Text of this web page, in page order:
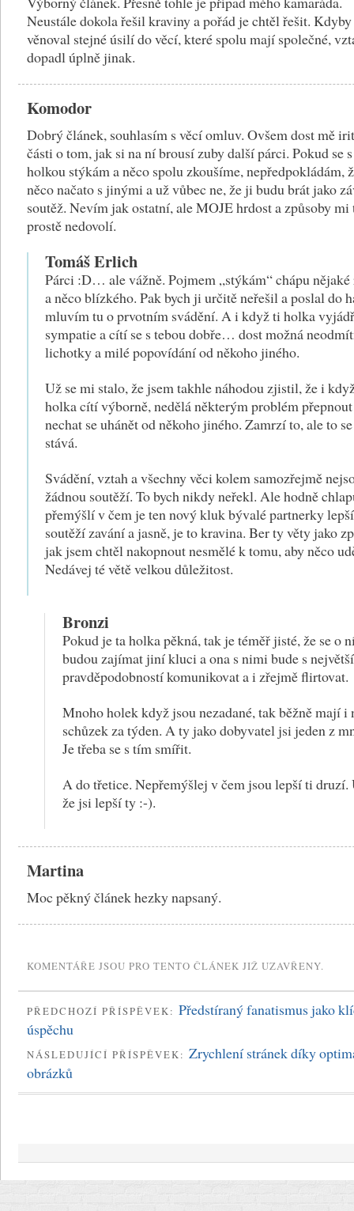
Neustále dokola řešil kraviny a pořád je chtěl řešit. Kdyby
věnoval stejné úsilí do věcí, které spolu mají společné,
dopadl úplně jinak.
Komodor
Dobrý článek, souhlasím s věcí omluv. Ovšem dost mě
části o tom, jak si na ní brousí zuby další párci. Pokud se s
holkou stýkám a něco spolu zkoušíme, nepředpokládám,
něco načato s jinými a už vůbec ne, že ji budu brát jako
soutěž. Nevím jak ostatní, ale MOJE hrdost a způsoby mi
prostě nedovolí.
Tomáš Erlich
Párci :D… ale vážně. Pojmem „stýkám“ chápu nějaké
a něco blízkého. Pak bych ji určitě neřešil a poslal do
mluvím tu o prvotním svádění. A i když ti holka
sympatie a cítí se s tebou dobře… dost možná
lichotky a milé popovídání od někoho jiného.
Už se mi stalo, že jsem takhle náhodou zjistil, že i
holka cítí výborně, nedělá některým problém
nechat se uhánět od někoho jiného. Zamrzí to, ale to
stává.
Svádění, vztah a všechny věci kolem samozřejmě
žádnou soutěží. To bych nikdy neřekl. Ale hodně
přemýšlí v čem je ten nový kluk bývalé partnerky
soutěží zavání a jasně, je to kravina. Ber ty věty jako
jak jsem chtěl nakopnout nesmělé k tomu, aby něco
Nedávej té větě velkou důležitost.
Bronzi
Pokud je ta holka pěkná, tak je téměř jisté, že se o
budou zajímat jiní kluci a ona s nimi bude s největší
pravděpodobností komunikovat a i zřejmě flirtovat.
Mnoho holek když jsou nezadané, tak běžně mají i
schůzek za týden. A ty jako dobyvatel jsi jeden z
Je třeba se s tím smířit.
A do třetice. Nepřemýšlej v čem jsou lepší ti druzí.
že jsi lepší ty :-).
Martina
Moc pěkný článek hezky napsaný.
KOMENTÁŘE JSOU PRO TENTO ČLÁNEK JIŽ UZAVŘENY.
PŘEDCHOZÍ PŘÍSPĚVEK: Předstíraný fanatismus jako
úspěchu
NÁSLEDUJÍCÍ PŘÍSPĚVEK: Zrychlení stránek díky
obrázků